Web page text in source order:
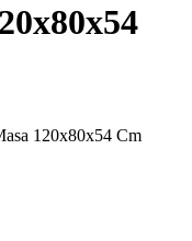
120x80x54 Cm